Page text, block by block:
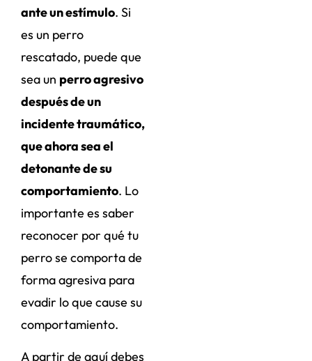
ante un estímulo. Si
es un perro
rescatado, puede que
sea un perro agresivo
después de un
incidente traumático,
que ahora sea el
detonante de su
comportamiento. Lo
importante es saber
reconocer por qué tu
perro se comporta de
forma agresiva para
evadir lo que cause su
comportamiento.
A partir de aquí debes